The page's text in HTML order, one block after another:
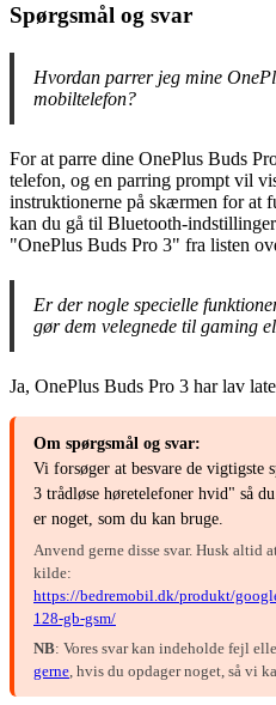
Spørgsmål og svar
Hvordan parrer jeg mine
mobiltelefon?
For at parre dine OnePlus Buds
telefon, og en parring prompt vil
instruktionerne på skærmen for at
kan du gå til Bluetooth-
"OnePlus Buds Pro 3" fra listen
Er der nogle specielle
gør dem velegnede til gaming
Ja, OnePlus Buds Pro 3 har lav
Om spørgsmål og svar:
Vi forsøger at besvare de vigtigste
3 trådløse høretelefoner hvid" så
er noget, som du kan bruge.
Anvend gerne disse svar. Husk altid
kilde:
https://bedremobil.dk/produkt/
128-gb-gsm/
NB: Vores svar kan indeholde fejl
gerne , hvis du opdager noget, så vi